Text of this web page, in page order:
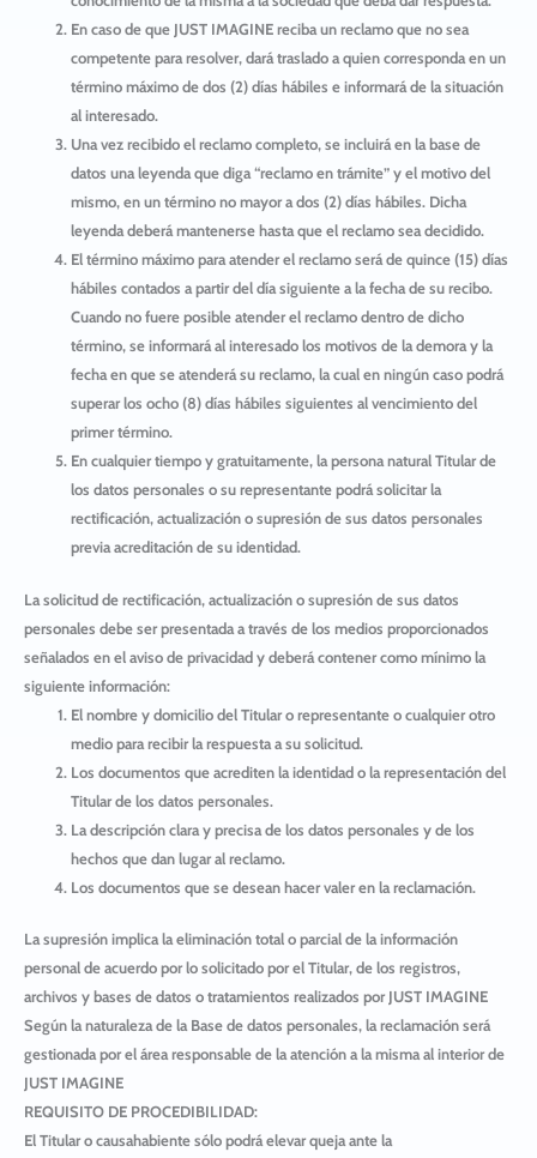
En caso de que JUST IMAGINEreciba un reclamo que no sea
competente para resolver, dará traslado a quien corresponda en un
término máximo de dos (2) días hábiles e informará de la situación
al interesado.
Una vez recibido el reclamo completo, se incluirá en la base de
datos una leyenda que diga “reclamo en trámite” y el motivo del
mismo, en un término no mayor a dos (2) días hábiles. Dicha
leyenda deberá mantenerse hasta que el reclamo sea decidido.
El término máximo para atender el reclamo será de quince (15) días
hábiles contados a partir del día siguiente a la fecha de su recibo.
Cuando no fuere posible atender el reclamo dentro de dicho
término, se informará al interesado los motivos de la demora y la
fecha en que se atenderá su reclamo, la cual en ningún caso podrá
superar los ocho (8) días hábiles siguientes al vencimiento del
primer término.
En cualquier tiempo y gratuitamente, la persona natural Titular de
los datos personales o su representante podrá solicitar la
rectificación, actualización o supresión de sus datos personales
previa acreditación de su identidad.
La solicitud de rectificación, actualización o supresión de sus datos
personales debe ser presentada a través de los medios proporcionados
señalados en el aviso de privacidad y deberá contener como mínimo la
siguiente información:
El nombre y domicilio del Titular o representante o cualquier otro
medio para recibir la respuesta a su solicitud.
Los documentos que acrediten la identidad o la representación del
Titular de los datos personales.
La descripción clara y precisa de los datos personales y de los
hechos que dan lugar al reclamo.
Los documentos que se desean hacer valer en la reclamación.
La supresión implica la eliminación total o parcial de la información
personal de acuerdo por lo solicitado por el Titular, de los registros,
archivos y bases de datos o tratamientos realizados por JUST IMAGINE
Según la naturaleza de la Base de datos personales, la reclamación será
gestionada por el área responsable de la atención a la misma al interior de
JUST IMAGINE
REQUISITO DE PROCEDIBILIDAD:
El Titular o causahabiente sólo podrá elevar queja ante la